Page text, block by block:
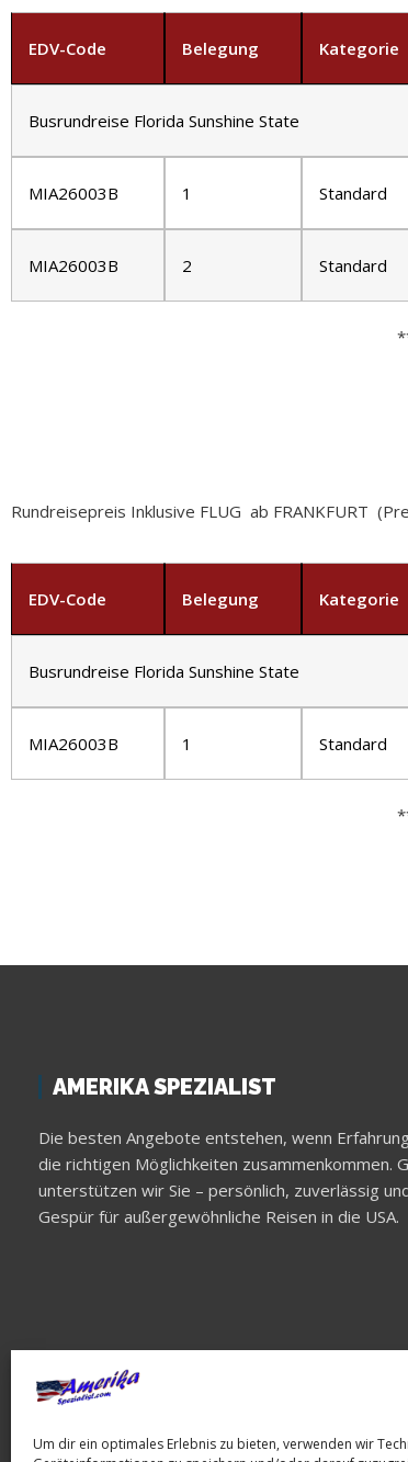
Um dir ein optimales Erlebnis zu bieten, verwenden wir
EDV-Code Belegung Kategorie
Busrundreise Florida Sunshine State
MIA26003B 1 Standard
MIA26003B 2 Standard
Rundreisepreis Inklusive FLUG ab FRANKFURT
EDV-Code Belegung Kategorie
Busrundreise Florida Sunshine State
MIA26003B 1 Standard
AMERIKA SPEZIALIST
Die besten Angebote entstehen, wenn
die richtigen Möglichkeiten zusammenkommen.
unterstützen wir Sie – persönlich, zuverlässig
Gespür für außergewöhnliche Reisen in die USA.